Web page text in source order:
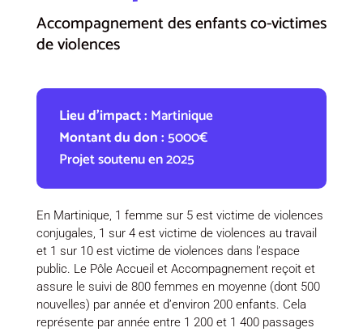
Accompagnement des enfants co-victimes
de violences
Lieu d’impact : Martinique
Montant du don :5000€
Projet soutenu en 2025
En Martinique, 1 femme sur 5 est victime de violences
conjugales, 1 sur 4 est victime de violences au travail
et 1 sur 10 est victime de violences dans l’espace
public. Le Pôle Accueil et Accompagnement reçoit et
assure le suivi de 800 femmes en moyenne (dont 500
nouvelles) par année et d’environ 200 enfants. Cela
représente par année entre 1 200 et 1 400 passages